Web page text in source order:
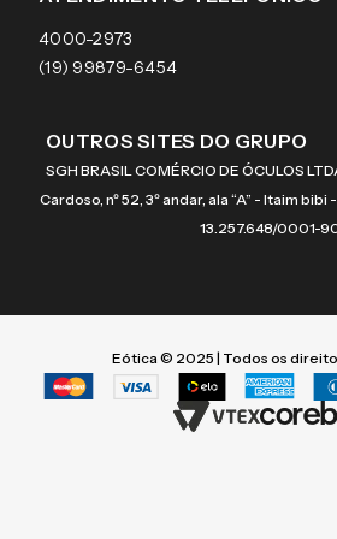
4000-2973
(19) 99879-6454
OUTROS SITES DO GRUPO
SGH BRASIL COMÉRCIO DE ÓCULOS
Cardoso, nº 52, 3º andar, ala “A” - Itaim
13.257.648/0001-
Eótica © 2025 | Todos os